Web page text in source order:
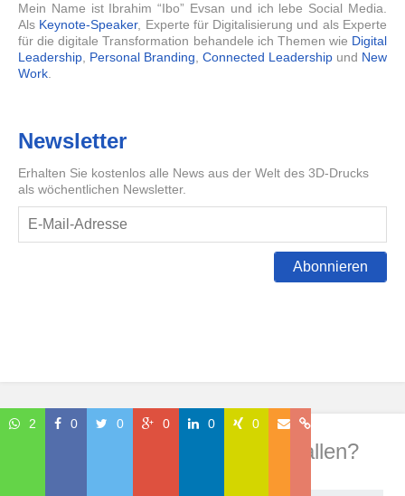
2 0 0 0 0 0
Mein Name ist Ibrahim “Ibo” Evsan und ich lebe Social Media.
Als Keynote-Speaker, Experte für Digitalisierung und als Experte
für die digitale Transformation behandele ich Themen wie Digital
Leadership, Personal Branding, Connected Leadership und New
Work.
Newsletter
Erhalten Sie kostenlos alle News aus der Welt des 3D-Drucks
als wöchentlichen Newsletter.
Abonnieren
Wie hat Dir dieser Beitrag gefallen?